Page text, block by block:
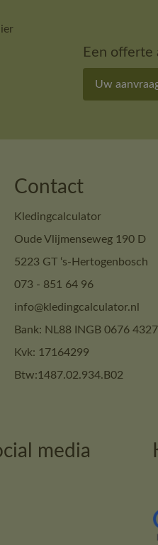
Een offerte
Uw
Contact
Kledingcalculator
Oude Vlijmenseweg 190 D
5223 GT ‘s-Hertogenbosch
073 - 851 64 96
info@kledingcalculator.nl
Bank: NL88 INGB 0676
Kvk: 17164299
Btw:1487.02.934.B02
media